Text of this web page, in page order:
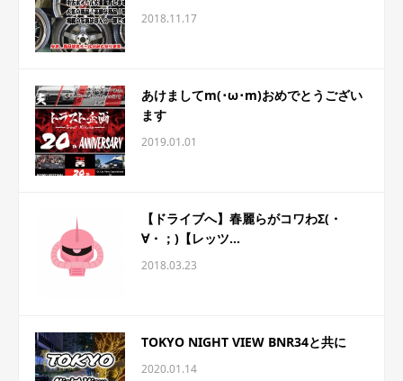
2018.11.17
あけましてm(･ω･m)おめでとうござい
ます
2019.01.01
【ドライブへ】春麗らがコワわΣ(・
∀・；)【レッツ...
2018.03.23
TOKYO NIGHT VIEW BNR34と共に
2020.01.14